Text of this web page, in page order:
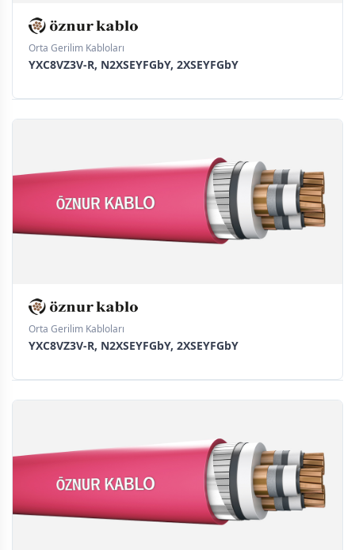
Orta Gerilim Kabloları
YXC8VZ3V-R, N2XSEYFGbY, 2XSEYFGbY
Orta Gerilim Kabloları
YXC8VZ3V-R, N2XSEYFGbY, 2XSEYFGbY